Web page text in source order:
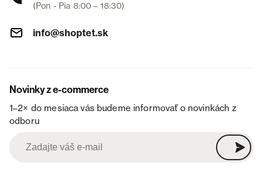
(Pon - Pia 8:00 – 18:30)
info@shoptet.sk
Novinky z e-commerce
1–2× do mesiaca vás budeme informovať o novinkách z
odboru